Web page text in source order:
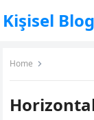
Kişisel Blog
Home